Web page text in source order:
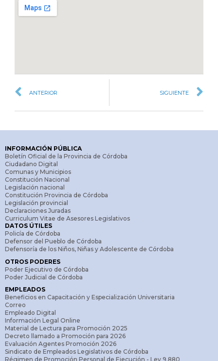
ANTERIOR SIGUIENTE
INFORMACIÓN PÚBLICA
Boletín Oficial de la Provincia de Córdoba
Ciudadano Digital
Comunas y Municipios
Constitución Nacional
Legislación nacional
Constitución Provincia de Córdoba
Legislación provincial
Declaraciones Juradas
Curriculum Vitae de Asesores Legislativos
DATOS ÚTILES
Policía de Córdoba
Defensor del Pueblo de Córdoba
Defensoría de los Niños, Niñas y Adolescente de Córdoba
OTROS PODERES
Poder Ejecutivo de Córdoba
Poder Judicial de Córdoba
EMPLEADOS
Beneficios en Capacitación y Especialización Universitaria
Correo
Empleado Digital
Información Legal Online
Material de Lectura para Promoción 2025
Decreto llamado a Promoción para 2026
Evaluación Agentes Promoción 2026
Sindicato de Empleados Legislativos de Córdoba
Régimen de Promoción Personal de Ejecución - Ley 9.880